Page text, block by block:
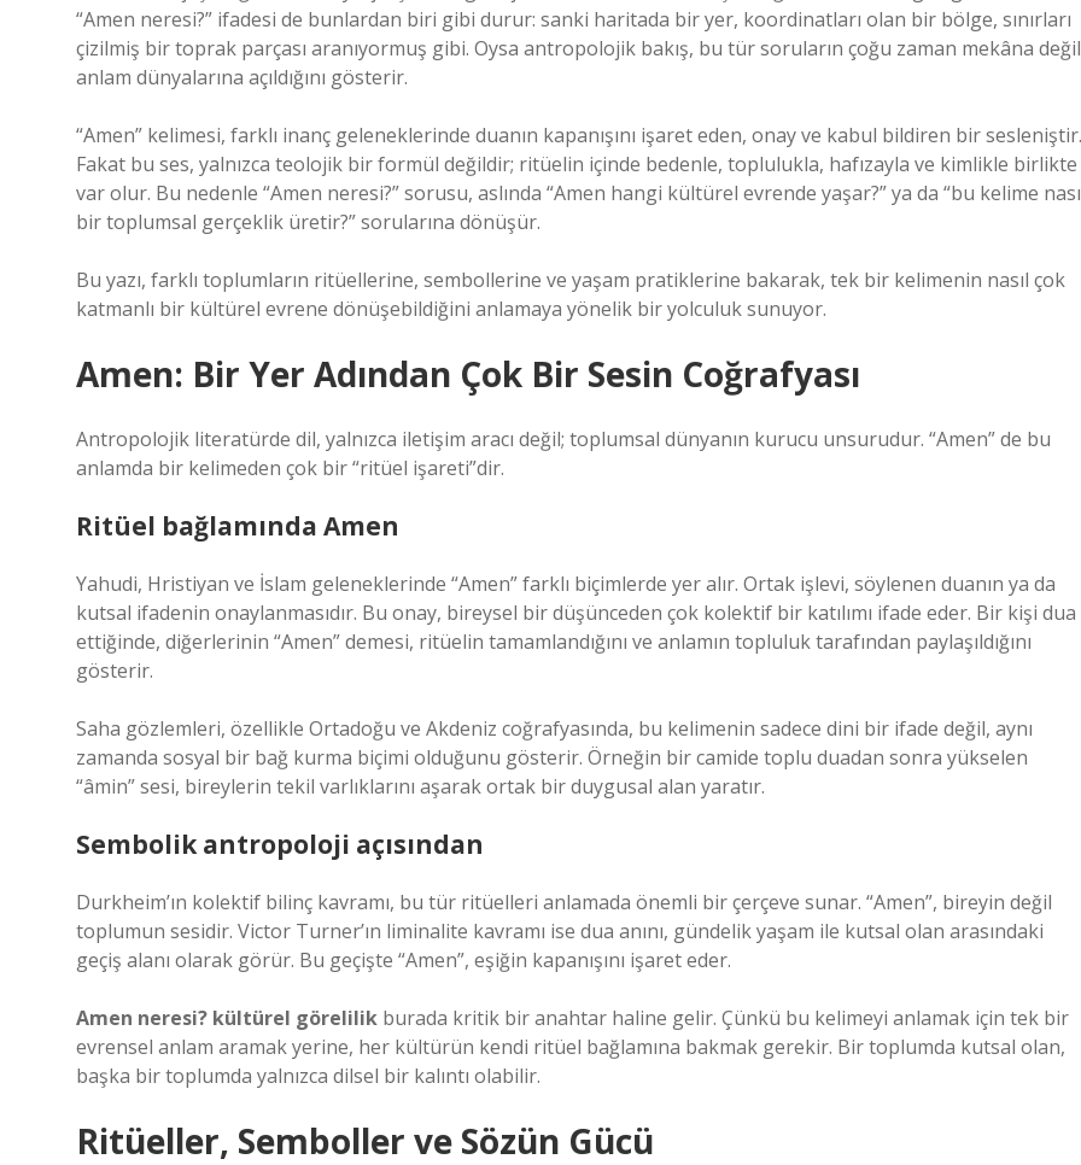
“Amen neresi?” ifadesi de bunlardan biri gibi durur: sanki haritada bir yer, koordinatları olan bir bölge, sınırları
çizilmiş bir toprak parçası aranıyormuş gibi. Oysa antropolojik bakış, bu tür soruların çoğu zaman mekâna
anlam dünyalarına açıldığını gösterir.
“Amen” kelimesi, farklı inanç geleneklerinde duanın kapanışını işaret eden, onay ve kabul bildiren bir sesleniştir.
Fakat bu ses, yalnızca teolojik bir formül değildir; ritüelin içinde bedenle, toplulukla, hafızayla ve kimlikle birlikte
var olur. Bu nedenle “Amen neresi?” sorusu, aslında “Amen hangi kültürel evrende yaşar?” ya da “bu kelime
bir toplumsal gerçeklik üretir?” sorularına dönüşür.
Bu yazı, farklı toplumların ritüellerine, sembollerine ve yaşam pratiklerine bakarak, tek bir kelimenin nasıl çok
katmanlı bir kültürel evrene dönüşebildiğini anlamaya yönelik bir yolculuk sunuyor.
Amen: Bir Yer Adından Çok Bir Sesin Coğrafyası
Antropolojik literatürde dil, yalnızca iletişim aracı değil; toplumsal dünyanın kurucu unsurudur. “Amen” de bu
anlamda bir kelimeden çok bir “ritüel işareti”dir.
Ritüel bağlamında Amen
Yahudi, Hristiyan ve İslam geleneklerinde “Amen” farklı biçimlerde yer alır. Ortak işlevi, söylenen duanın ya da
kutsal ifadenin onaylanmasıdır. Bu onay, bireysel bir düşünceden çok kolektif bir katılımı ifade eder. Bir kişi dua
ettiğinde, diğerlerinin “Amen” demesi, ritüelin tamamlandığını ve anlamın topluluk tarafından paylaşıldığını
gösterir.
Saha gözlemleri, özellikle Ortadoğu ve Akdeniz coğrafyasında, bu kelimenin sadece dini bir ifade değil, aynı
zamanda sosyal bir bağ kurma biçimi olduğunu gösterir. Örneğin bir camide toplu duadan sonra yükselen
“âmin” sesi, bireylerin tekil varlıklarını aşarak ortak bir duygusal alan yaratır.
Sembolik antropoloji açısından
Durkheim’ın kolektif bilinç kavramı, bu tür ritüelleri anlamada önemli bir çerçeve sunar. “Amen”, bireyin değil
toplumun sesidir. Victor Turner’ın liminalite kavramı ise dua anını, gündelik yaşam ile kutsal olan arasındaki
geçiş alanı olarak görür. Bu geçişte “Amen”, eşiğin kapanışını işaret eder.
Amen neresi? kültürel görelilik burada kritik bir anahtar haline gelir. Çünkü bu kelimeyi anlamak için tek bir
evrensel anlam aramak yerine, her kültürün kendi ritüel bağlamına bakmak gerekir. Bir toplumda kutsal olan,
başka bir toplumda yalnızca dilsel bir kalıntı olabilir.
Ritüeller, Semboller ve Sözün Gücü